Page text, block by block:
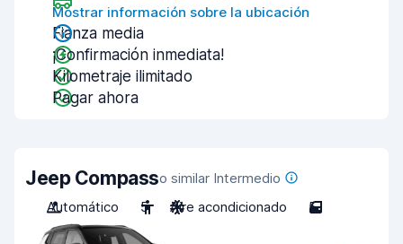
Mostrar información sobre la ubicación
Fianza media
¡Confirmación inmediata!
Kilometraje ilimitado
Pagar ahora
Jeep Compasso similar Intermedio
Automático
5 Aire acondicionado 5